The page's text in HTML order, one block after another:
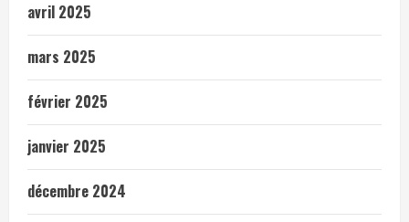
avril 2025
mars 2025
février 2025
janvier 2025
décembre 2024